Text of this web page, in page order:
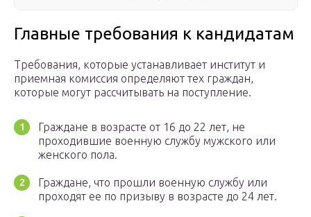
Главные требования к кандидатам
Требования, которые устанавливает институт и
приемная комиссия определяют тех граждан,
которые могут рассчитывать на поступление.
Граждане в возрасте от 16 до 22 лет, не
проходившие военную службу мужского или
женского пола.
Граждане, что прошли военную службу или
проходят ее по призыву в возрасте до 24 лет.